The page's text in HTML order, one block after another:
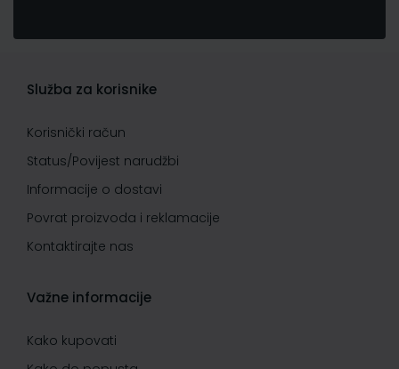
Služba za korisnike
Korisnički račun
Status/Povijest narudžbi
Informacije o dostavi
Povrat proizvoda i reklamacije
Kontaktirajte nas
Važne informacije
Kako kupovati